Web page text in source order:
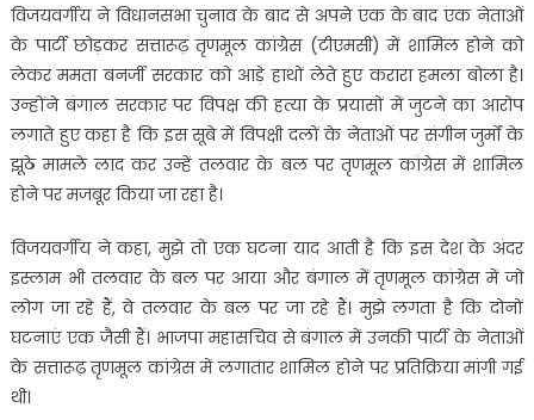
विजयवर्गीय ने विधानसभा चुनाव के बाद से अपने एक के बाद एक नेताओं
के पार्टी छोड़कर सत्तारूढ़ तृणमूल कांग्रेस (टीएमसी) में शामिल होने को
लेकर ममता बनर्जी सरकार को आड़े हाथों लेते हुए करारा हमला बोला है।
उन्होंने बंगाल सरकार पर विपक्ष की हत्या के प्रयासों में जुटने का आरोप
लगाते हुए कहा है कि इस सूबे में विपक्षी दलों के नेताओं पर संगीन जुर्मों के
झूठे मामले लाद कर उन्हें तलवार के बल पर तृणमूल कांग्रेस में शामिल
होने पर मजबूर किया जा रहा है।
विजयवर्गीय ने कहा, मुझे तो एक घटना याद आती है कि इस देश के अंदर
इस्लाम भी तलवार के बल पर आया और बंगाल में तृणमूल कांग्रेस में जो
लोग जा रहे हैं, वे तलवार के बल पर जा रहे हैं। मुझे लगता है कि दोनों
घटनाएं एक जैसी हैं। भाजपा महासचिव से बंगाल में उनकी पार्टी के नेताओं
के सत्तारूढ़ तृणमूल कांग्रेस में लगातार शामिल होने पर प्रतिक्रिया मांगी गई
थी।